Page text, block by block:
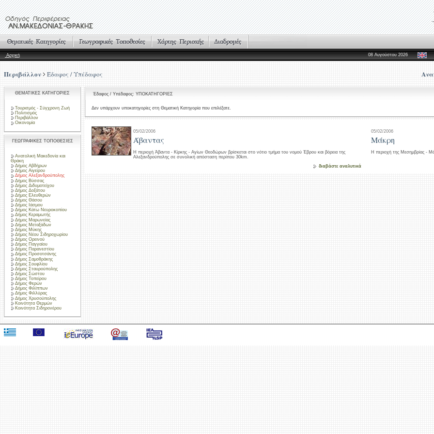
Αρχική 08 Αυγούστου 2026
Περιβάλλον Έδαφος / Υπέδαφος
ΘΕΜΑΤΙΚΕΣ ΚΑΤΗΓΟΡΙΕΣ
Τουρισμός - Σύγχρονη Ζωή
Πολιτισμός
Περιβάλλον
Οικονομία
ΓΕΩΓΡΑΦΙΚΕΣ ΤΟΠΟΘΕΣΙΕΣ
Ανατολική Μακεδονία και
Θράκη
Δήμος Αβδήρων
Δήμος Αιγείρου
Δήμος Αλεξανδρούπολης
Δήμος Βύσσας
Δήμος Διδυμοτείχου
Δήμος Δοξάτου
Δήμος Ελευθερών
Δήμος Θάσου
Δήμος Ιάσμου
Δήμος Κάτω Νευροκοπίου
Δήμος Κεραμωτής
Δήμος Μαρωνείας
Δήμος Μεταξάδων
Δήμος Μύκης
Δήμος Νέου Σιδηροχωρίου
Δήμος Ορεινού
Δήμος Παγγαίου
Δήμος Παρανεστίου
Δήμος Προσοτσάνης
Δήμος Σαμοθράκης
Δήμος Σουφλίου
Δήμος Σταυρούπολης
Δήμος Σώστου
Δήμος Τοπείρου
Δήμος Φερών
Δήμος Φιλίππων
Δήμος Φιλλύρας
Δήμος Χρυσούπολης
Κοινότητα Θερμών
Κοινότητα Σιδηρονέρου
Έδαφος / Υπέδαφος: ΥΠΟΚΑΤΗΓΟΡΙΕΣ
Δεν υπάρχουν υποκατηγορίες στη Θεματική Κατηγορία που επιλέξατε.
05/02/2006
Άβαντας
Η περιοχή Άβαντα - Κίρκης - Αγίων Θεοδώρων βρίσκεται στο νότιο τμήμα του νομού Έβρου και βόρεια της
Αλεξανδρούπολης σε συνολική απόσταση περίπου 30km.
διαβάστε αναλυτικά
05/02/2006
Μάκρη
Η περιοχή της Μεσημβρίας -